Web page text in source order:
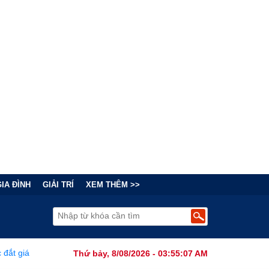
ĐÌNH GIẢI TRÍ XEM THÊM >>
Thứ bảy, 8/08/2026 - 03:55:08 AM
Bẫy Tài Chính Đằng Sau "Cơn Sốt" Trà Sữa Nhượng Quyền: Lợi